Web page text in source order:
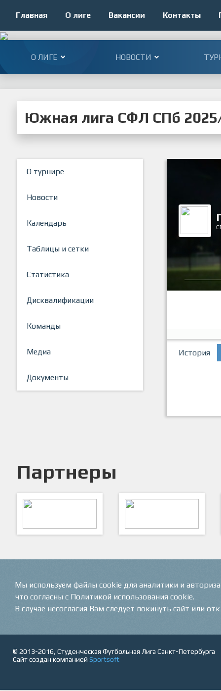
Главная О лиге Вакансии Контакты
О ЛИГЕ НОВОСТИ
Южная лига СФЛ СПб 2025/
О турнире
Новости
Календарь
Таблицы и сетки
Статистика
Дисквалификации
Команды
Медиа
Документы
История
Партнеры
© 2013-2016, Студенческая Футбольная Лига Санкт-Петербурга
Сайт создан компанией Sportsoft
Мы используем файлы cookie для аналитики и
что согласны с Политикой использования cookie.
В случае несогласия Вам следует покинуть сайт или